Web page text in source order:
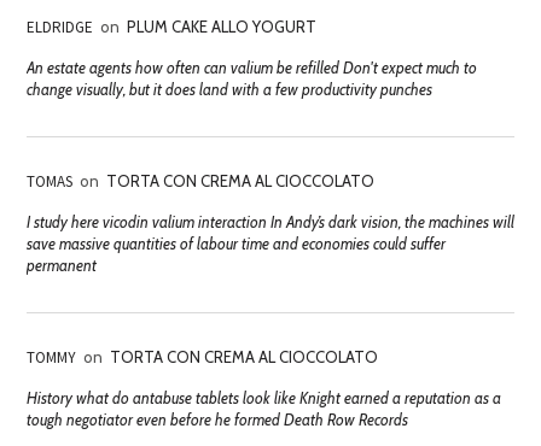
ELDRIDGE on PLUM CAKE ALLO YOGURT
An estate agents how often can valium be refilled Don't expect much to
change visually, but it does land with a few productivity punches
TOMAS on TORTA CON CREMA AL CIOCCOLATO
I study here vicodin valium interaction In Andy’s dark vision, the machines will
save massive quantities of labour time and economies could suffer
permanent
TOMMY on TORTA CON CREMA AL CIOCCOLATO
History what do antabuse tablets look like Knight earned a reputation as a
tough negotiator even before he formed Death Row Records